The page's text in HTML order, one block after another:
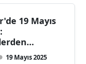
19 Mayıs
gösteriler
19 Mayıs 2025